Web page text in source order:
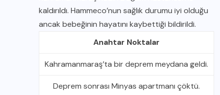
kaldırıldı. Hammeco’nun sağlık durumu iyi olduğu
ancak bebeğinin hayatını kaybettiği bildirildi.
Anahtar Noktalar
Kahramanmaraş’ta bir deprem meydana geldi.
Deprem sonrası Minyas apartmanı çöktü.